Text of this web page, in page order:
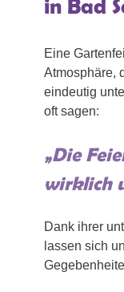
in Bad
Eine
Atmosphäre,
eindeutig
oft sagen:
„Die
wirklich
Dank ihrer
lassen sich